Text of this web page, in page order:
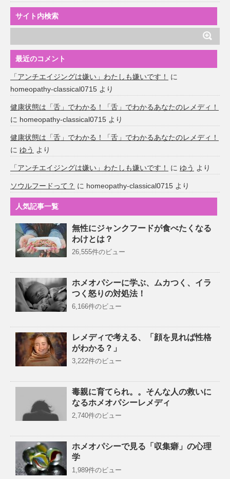
サイト内検索
最近のコメント
「アンチエイジングは嫌い」わたしも嫌いです！
に
homeopathy-classical0715 より
健康状態は「舌」でわかる！「舌」でわかるあなたのレメディ！
に homeopathy-classical0715 より
健康状態は「舌」でわかる！「舌」でわかるあなたのレメディ！
に ゆう より
「アンチエイジングは嫌い」わたしも嫌いです！ に ゆう より
ソウルフードって？ に homeopathy-classical0715 より
人気記事一覧
無性にジャンクフードが食べたくなる
わけとは？
26,555件のビュー
ホメオパシーに学ぶ、ムカつく、イラ
つく怒りの対処法！
6,166件のビュー
レメディで考える、「顔を見れば性格
がわかる？」
3,222件のビュー
毒親に育てられ。。そんな人の救いに
なるホメオパシーレメディ
2,740件のビュー
ホメオパシーで見る「収集癖」の心理
学
1,989件のビュー